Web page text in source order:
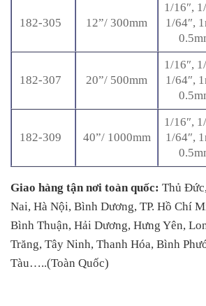
182-305 12”/ 300mm
1/16″,
1/64″,
182-307 20”/ 500mm
1/16″,
1/64″,
182-309 40”/ 1000mm
1/16″,
1/64″,
Giao hàng tận nơi toàn quốc: Thủ
Nai, Hà Nội, Bình Dương, TP. Hồ Chí
Bình Thuận, Hải Dương, Hưng Yên,
Trăng, Tây Ninh, Thanh Hóa, Bình
Tàu…..(Toàn Quốc)